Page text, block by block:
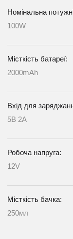
Номінальна
100W
Місткість батареї:
2000mAh
Вхід для
5В 2А
Робоча напруга:
12V
Місткість бачка:
250мл